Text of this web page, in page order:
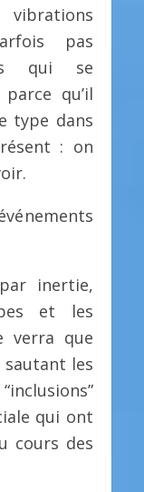
pas
qui se
qu’il
type dans
: on
inertie,
et les
verra que
sautant les
qui ont
cours des